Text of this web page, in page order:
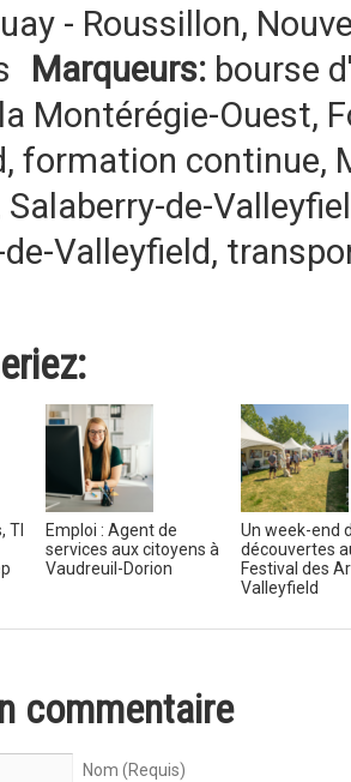
- Roussillon,
Marqueurs: bourse
Montérégie-Ouest,
, formation continue,
Salaberry-de-
Valleyfield,
TI
Emploi : Agent de
services aux citoyens à
Vaudreuil-Dorion
Un week-end
découvertes
Festival des
Valleyfield
commentaire
Nom (Requis)